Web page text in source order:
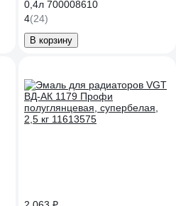
0,4л 700008610
4(24)
В корзину